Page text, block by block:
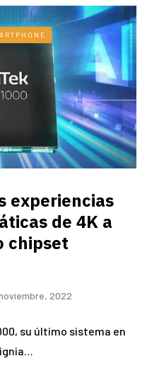
experiencias
de 4K a
chipset
2022
su último sistema en